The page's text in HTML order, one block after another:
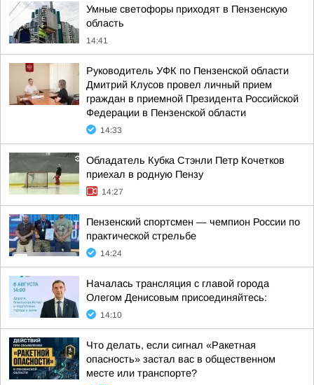
Умные светофоры приходят в Пензенскую
область
14:41
Руководитель УФК по Пензенской области
Дмитрий Клусов провел личный прием
граждан в приемной Президента Российской
Федерации в Пензенской области
14:33
Обладатель Кубка Стэнли Петр Кочетков
приехал в родную Пензу
14:27
Пензенский спортсмен — чемпион России по
практической стрельбе
14:24
Началась трансляция с главой города
Олегом Денисовым присоединяйтесь:
14:10
Что делать, если сигнал «Ракетная
опасность» застал вас в общественном
месте или транспорте?